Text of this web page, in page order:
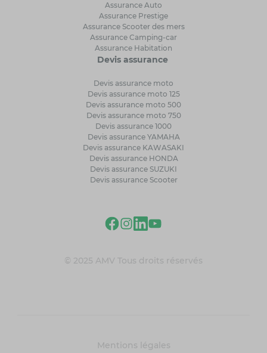
Assurance Auto
Assurance Prestige
Assurance Scooter des mers
Assurance Camping-car
Assurance Habitation
Devis assurance
Devis assurance moto
Devis assurance moto 125
Devis assurance moto 500
Devis assurance moto 750
Devis assurance 1000
Devis assurance YAMAHA
Devis assurance KAWASAKI
Devis assurance HONDA
Devis assurance SUZUKI
Devis assurance Scooter
© 2025 AMV Tous droits réservés
Mentions légales